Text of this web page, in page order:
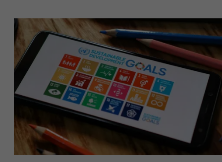
Werken bij AMS
AMS team